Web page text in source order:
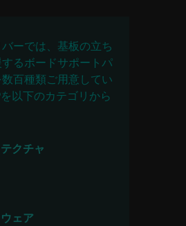
ーでは、基板の立ち
するボードサポートパ
百種類ご用意してい
以下のカテゴリから
クチャ
ェア